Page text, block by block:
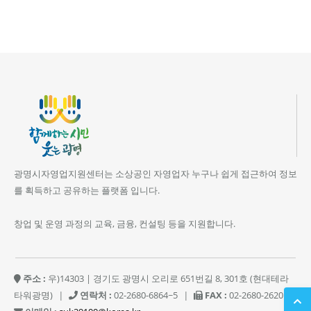
광명시자영업지원센터는 소상공인 자영업자 누구나 쉽게 접근하여 정보
를 획득하고 공유하는 플랫폼 입니다.
창업 및 운영 과정의 교육, 금융, 컨설팅 등을 지원합니다.
주소 : 우)14303 | 경기도 광명시 오리로 651번길 8, 301호 (현대테라
타워광명)
| 연락처 : 02-2680-6864~5 | FAX : 02-2680-2620